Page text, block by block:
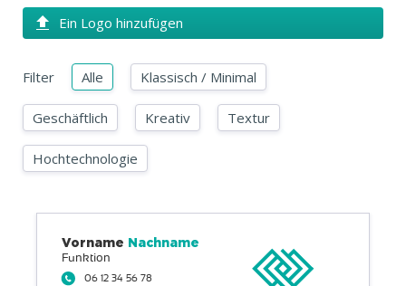
Druckprodukte
Blog
Ein Logo hinzufügen
Filter Alle Klassisch / Minimal
Geschäftlich Kreativ Textur
Hochtechnologie
06 12 34 56 78
Funktion
Vorname Nachname